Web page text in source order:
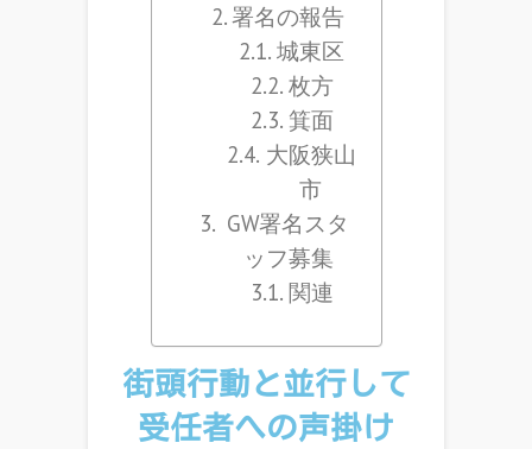
署名の報告
城東区
枚方
箕面
大阪狭山
市
GW署名スタ
ッフ募集
関連
街頭行動と並行して
受任者への声掛け